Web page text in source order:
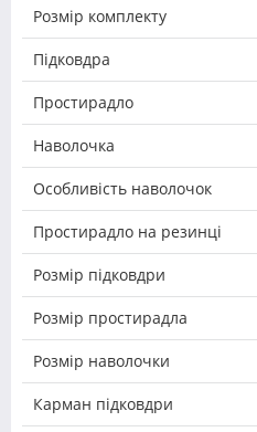
Розмір комплекту
Підковдра
Простирадло
Наволочка
Особливість наволочок
Простирадло на резинці
Розмір підковдри
Розмір простирадла
Розмір наволочки
Карман підковдри